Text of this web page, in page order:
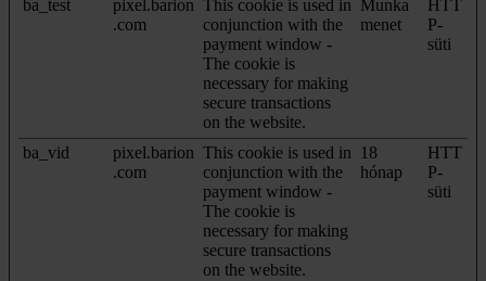
ba_test
pixel.barion
.com
This cookie is used in
conjunction with the
payment window -
The cookie is
necessary for making
secure transactions
on the website.
Munka
menet
HTT
P-
süti
ba_vid
pixel.barion
.com
This cookie is used in
conjunction with the
payment window -
The cookie is
necessary for making
secure transactions
on the website.
18
hónap
HTT
P-
süti